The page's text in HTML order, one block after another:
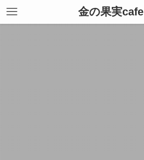
金の果実cafe